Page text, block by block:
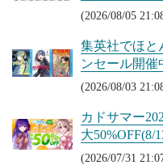
(2026/08/05
集英社でほと
ンセール開催
(2026/08/03
カドサマー
大50%OFF(8/
(2026/07/31